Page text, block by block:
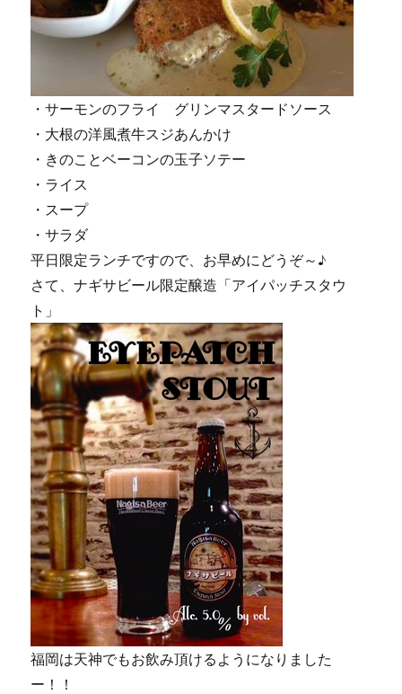
・サーモンのフライ グリンマスタードソース
・大根の洋風煮牛スジあんかけ
・きのことベーコンの玉子ソテー
・ライス
・スープ
・サラダ
平日限定ランチですので、お早めにどうぞ～♪
さて、ナギサビール限定醸造「アイパッチスタウ
ト」
福岡は天神でもお飲み頂けるようになりました
ー！！